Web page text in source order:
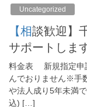
Uncategorized
【相談歓迎】千葉県内での建設業許可の取得
サポートしま
料金表 新規指定申
んでおりません※手
や法人成り5年未満
込) […]